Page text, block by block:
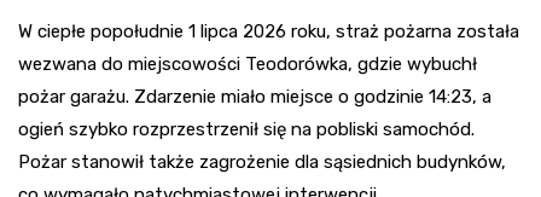
W ciepłe popołudnie 1 lipca 2026 roku, straż pożarna została
wezwana do miejscowości Teodorówka, gdzie wybuchł
pożar garażu. Zdarzenie miało miejsce o godzinie 14:23, a
ogień szybko rozprzestrzenił się na pobliski samochód.
Pożar stanowił także zagrożenie dla sąsiednich budynków,